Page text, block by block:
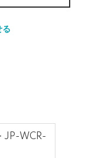
る
JP-WCR-